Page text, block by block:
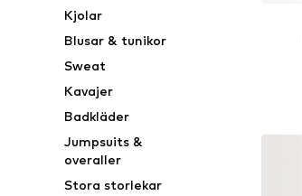
Kjolar
Blusar & tunikor
Sweat
Kavajer
Badkläder
Jumpsuits &
overaller
Stora storlekar